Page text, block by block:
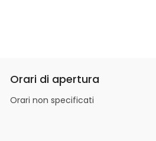
Orari di apertura
Orari non specificati